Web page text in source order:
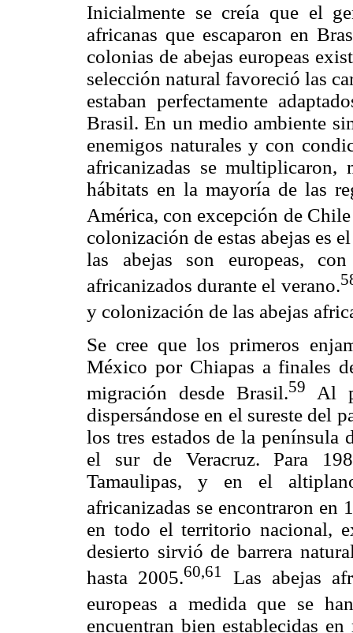
Inicialmente se creía que el
africanas que escaparon en
colonias de abejas europeas
selección natural favoreció las
estaban perfectamente
Brasil. En un medio ambiente
enemigos naturales y con
africanizadas se
hábitats en la mayoría de las
América, con excepción de
colonización de estas abejas es
las abejas son europeas,
africanizados durante el verano.
y colonización de las abejas
Se cree que los primeros
México por Chiapas a finales
migración desde Brasil.59
Al
dispersándose en el sureste del
los tres estados de la península
el sur de Veracruz. Para
Tamaulipas, y en el
africanizadas se encontraron en
en todo el territorio nacional,
desierto sirvió de barrera
hasta 2005.60,61
Las abejas
europeas a medida que se
encuentran bien establecidas